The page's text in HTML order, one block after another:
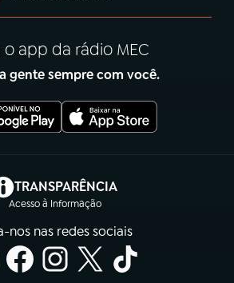
o app da rádio MEC
gente sempre com você.
TRANSPARÊNCIA
Acesso à Informação
(abre em nova aba)
nos nas redes sociais